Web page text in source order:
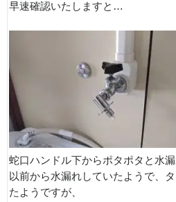
早速確認いたしますと…
蛇口ハンドル下からポタポタと水漏
以前から水漏れしていたようで、
たようですが、